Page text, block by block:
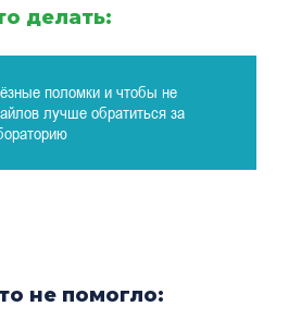
делать:
поломки и чтобы не
лучше обратиться за
не помогло: